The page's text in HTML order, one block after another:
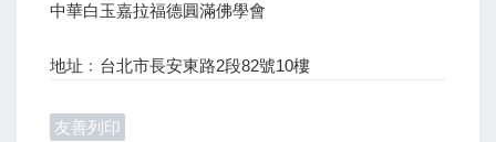
中華白玉嘉拉福德圓滿佛學會
地址﹕台北市長安東路2段82號10樓
友善列印